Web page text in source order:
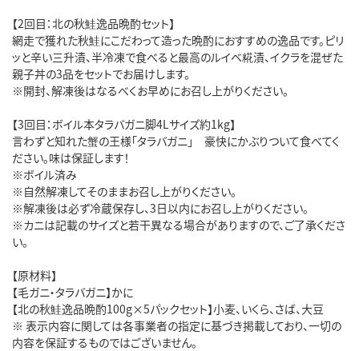
【2回目：北の秋鮭逸品晩酌セット】
網走で獲れた秋鮭にこだわって造った晩酌におすすめの逸品です。ピリ
ッと辛い三升漬、半冷凍で食べると最高のルイベ糀漬、イクラを混ぜた
親子丼の3品をセットでお届けします。
※開封、解凍後はなるべくお早めにお召し上がりください。
【3回目：ボイル本タラバガニ脚4Lサイズ約1kg】
言わずと知れた蟹の王様「タラバガニ」 豪快にかぶりついて食べてく
ださい。味は保証します！
※ボイル済み
※自然解凍してそのままお召し上がりください。
※解凍後は必ず冷蔵保存し、3日以内にお召し上がりください。
※カニは記載のサイズと若干異なる場合がありますので、ご了承くださ
い。
【原材料】
【毛ガニ・タラバガニ】かに
【北の秋鮭逸品晩酌100g×5パックセット】小麦、いくら、さば、大豆
※ 表示内容に関しては各事業者の指定に基づき掲載しており、一切の
内容を保証するものではございません。